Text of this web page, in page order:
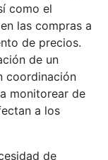
como el
las compras a
de precios.
de un
coordinación
monitorear de
a los
de